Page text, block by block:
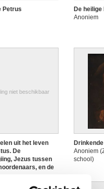
Petrus
De heilige
Anoniem
niet beschikbaar
uit het leven
De
Jezus tussen
en de
Anoniem
school)